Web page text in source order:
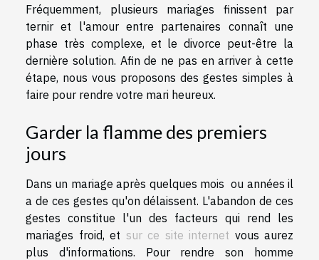
Fréquemment, plusieurs mariages finissent par
ternir et l'amour entre partenaires connaît une
phase très complexe, et le divorce peut-être la
dernière solution. Afin de ne pas en arriver à cette
étape, nous vous proposons des gestes simples à
faire pour rendre votre mari heureux.
Garder la flamme des premiers
jours
Dans un mariage après quelques mois ou années il
a de ces gestes qu'on délaissent. L'abandon de ces
gestes constitue l'un des facteurs qui rend les
mariages froid, et sur ce site internet vous aurez
plus d'informations. Pour rendre son homme